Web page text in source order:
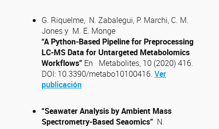
G. Riquelme, N. Zabalegui, P. Marchi, C. M.
Jones y M. E. Monge
“A Python-Based Pipeline for Preprocessing
LC-MS Data for Untargeted Metabolomics
Workflows” En Metabolites, 10 (2020) 416.
DOI: 10.3390/metabo10100416. Ver
publicación
“Seawater Analysis by Ambient Mass
Spectrometry-Based Seaomics” N.